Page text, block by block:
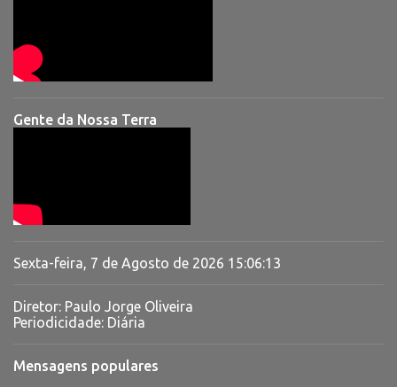
Gente da Nossa Terra
Sexta-feira, 7 de Agosto de 2026 15:06:14
Diretor: Paulo Jorge Oliveira
Periodicidade: Diária
Mensagens populares